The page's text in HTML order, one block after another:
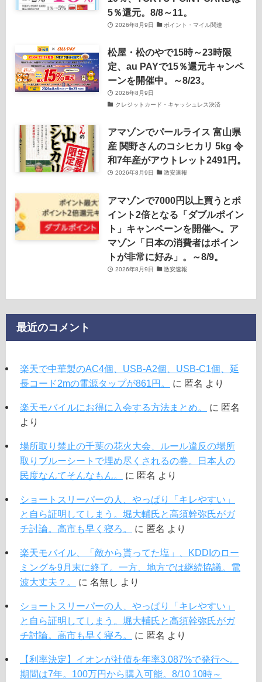
5％還元。8/8～11。
2026年8月9日 ポイント・マイル関連
松屋・松のやで15時～23時限
定、au PAYで15％還元キャンペ
ーンを開催中。～8/23。
2026年8月9日
クレジットカード・キャッシュレス決済
アマゾンでパールライス 富山県
産 関野さんのコシヒカリ 5kg 令
和7年産がアウトレット2491円。
2026年8月9日 激安速報
アマゾンで7000円以上買うとポ
イント2倍となる「ダブルポイン
ト」キャンペーンを開催へ。ア
マゾン「日本の消費者はポイン
トが非常に好み」。～8/9。
2026年8月9日 激安速報
最近のコメント
楽天で中華製のAC4個、USB-A2個、USB-C1個、延
長コード2mの電源タップが861円。
に 匿名 より
楽天モバイルにお得に入会する方法まとめ。 に 匿名
より
場所取り禁止の千葉の花火大会、ルール違反の場所
取りブルーシートで埋め尽くされるの巻。日本人の
民度なんてそんなもん。
に 匿名 より
ショートスリーパーの人、やっぱり「キレやすい」
と自ら証明してしまう。堀大輔氏と高須幹弥氏がガ
チ討論。高市も早く寝ろ。
に 匿名 より
楽天モバイル、「敵から貰ってた塩」、KDDIのロー
ミングを9月末に終了。一方、地方では継続協議。電
波大丈夫？。
に 名無し より
ショートスリーパーの人、やっぱり「キレやすい」
と自ら証明してしまう。堀大輔氏と高須幹弥氏がガ
チ討論。高市も早く寝ろ。
に 匿名 より
【利率決定】イオンが社債を年率3.087%で発行へ。
期間は7年。100万円から購入可能。8/10 10時～